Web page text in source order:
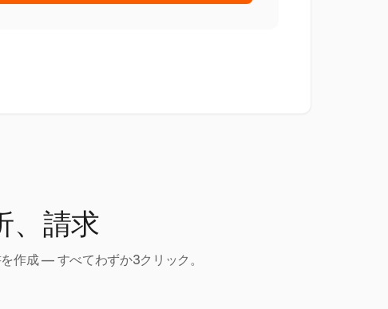
、請求
作成 — すべてわずか3クリック。